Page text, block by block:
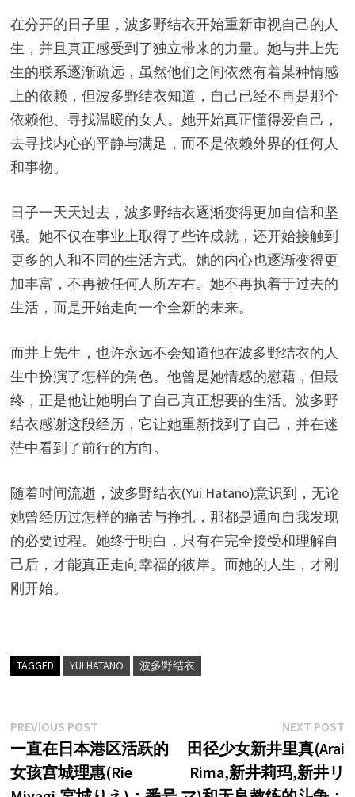
在分开的日子里，波多野结衣开始重新审视自己的人
生，并且真正感受到了独立带来的力量。她与井上先
生的联系逐渐疏远，虽然他们之间依然有着某种情感
上的依赖，但波多野结衣知道，自己已经不再是那个
依赖他、寻找温暖的女人。她开始真正懂得爱自己，
去寻找内心的平静与满足，而不是依赖外界的任何人
和事物。
日子一天天过去，波多野结衣逐渐变得更加自信和坚
强。她不仅在事业上取得了些许成就，还开始接触到
更多的人和不同的生活方式。她的内心也逐渐变得更
加丰富，不再被任何人所左右。她不再执着于过去的
生活，而是开始走向一个全新的未来。
而井上先生，也许永远不会知道他在波多野结衣的人
生中扮演了怎样的角色。他曾是她情感的慰藉，但最
终，正是他让她明白了自己真正想要的生活。波多野
结衣感谢这段经历，它让她重新找到了自己，并在迷
茫中看到了前行的方向。
随着时间流逝，波多野结衣(Yui Hatano)意识到，无论
她曾经历过怎样的痛苦与挣扎，那都是通向自我发现
的必要过程。她终于明白，只有在完全接受和理解自
己后，才能真正走向幸福的彼岸。而她的人生，才刚
刚开始。
TAGGED YUI HATANO 波多野结衣
文
章
导
PREVIOUS POSTPrevious
post:
一直在日本港区活跃的
女孩宫城理惠(Rie
NEXT POST
田径少女新井里真(Arai
Rima,新井莉玛,新井リ